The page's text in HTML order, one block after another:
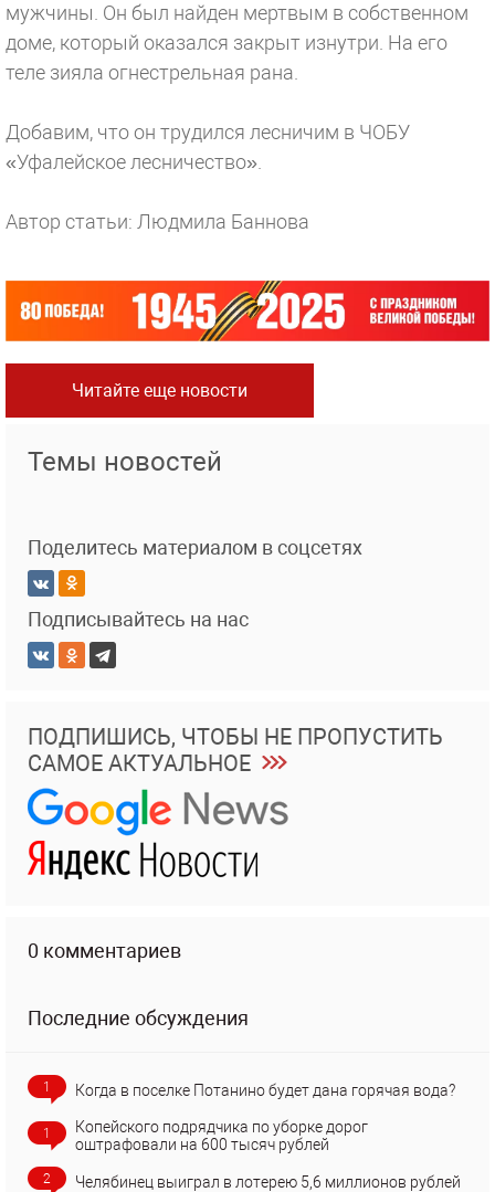
мужчины. Он был найден мертвым в собственном
доме, который оказался закрыт изнутри. На его
теле зияла огнестрельная рана.
Добавим, что он трудился лесничим в ЧОБУ
«Уфалейское лесничество».
Автор статьи: Людмила Баннова
Читайте еще новости
Темы новостей
Поделитесь материалом в соцсетях
Подписывайтесь на нас
ПОДПИШИСЬ, ЧТОБЫ НЕ ПРОПУСТИТЬ
САМОЕ АКТУАЛЬНОЕ
0 комментариев
Последние обсуждения
1 Когда в поселке Потанино будет дана горячая вода?
1
Копейского подрядчика по уборке дорог
оштрафовали на 600 тысяч рублей
2 Челябинец выиграл в лотерею 5,6 миллионов рублей